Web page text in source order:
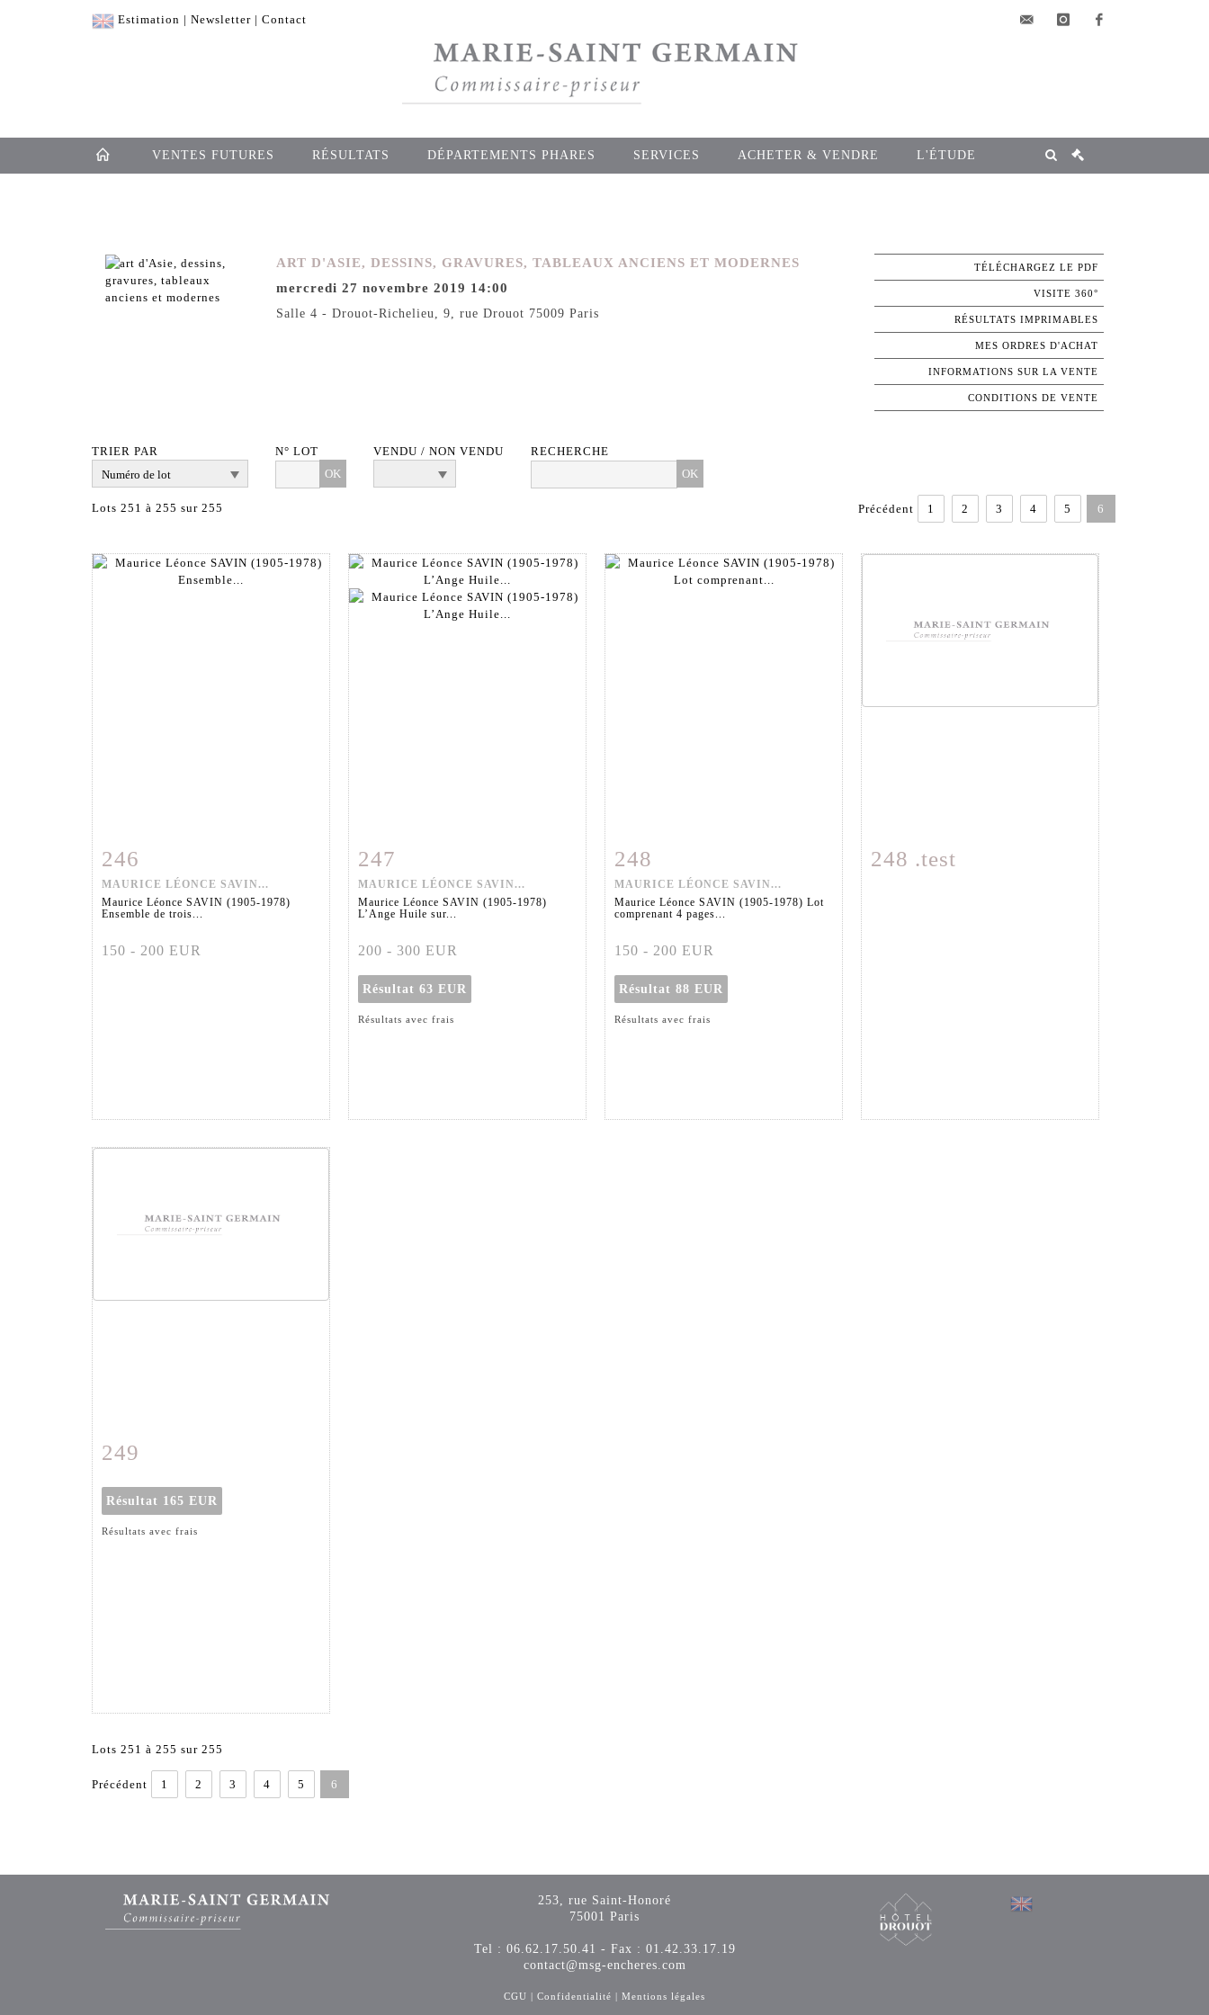
Estimation | Newsletter | Contact
VENTES FUTURES RÉSULTATS DÉPARTEMENTS PHARES SERVICES ACHETER & VENDRE L'ÉTUDE
ART D'ASIE, DESSINS, GRAVURES, TABLEAUX ANCIENS ET MODERNES
mercredi 27 novembre 2019 14:00
Salle 4 - Drouot-Richelieu, 9, rue Drouot 75009 Paris
TÉLÉCHARGEZ LE PDF
VISITE 360°
RÉSULTATS IMPRIMABLES
MES ORDRES D'ACHAT
INFORMATIONS SUR LA VENTE
CONDITIONS DE VENTE
TRIER PAR
N° LOT
OK
VENDU / NON VENDU RECHERCHE
Lots 251 à 255 sur 255 Précédent 1 2 3 4 5 6
Fiche détaillée
246
MAURICE LÉONCE SAVIN...
Maurice Léonce SAVIN (1905-1978)
Ensemble de trois...
150 - 200 EUR
Fiche détaillée
247
MAURICE LÉONCE SAVIN...
Maurice Léonce SAVIN (1905-1978)
L’Ange Huile sur...
200 - 300 EUR
Résultat 63 EUR
Résultats avec frais
Fiche détaillée
248
MAURICE LÉONCE SAVIN...
Maurice Léonce SAVIN (1905-1978) Lot
comprenant 4 pages...
150 - 200 EUR
Résultat 88 EUR
Résultats avec frais
Fiche détaillée
248 .test
Fiche détaillée
249
Résultat 165 EUR
Résultats avec frais
Lots 251 à 255 sur 255
Précédent 1 2 3 4 5 6
253, rue Saint-Honoré
75001 Paris
Tel : 06.62.17.50.41 - Fax : 01.42.33.17.19
contact@msg-encheres.com
CGU | Confidentialité | Mentions légales